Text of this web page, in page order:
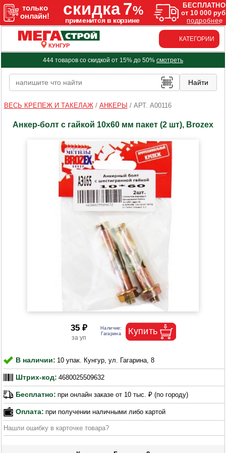
КУНГУР
КАТЕГОРИИ
444 товаров со скидкой от 15% до 50% смотреть
ВЕСЬ КРЕПЕЖ И ТАКЕЛАЖ/ АНКЕРЫ / АРТ. A00116
Анкер-болт с гайкой 10х60 мм пакет (2 шт), Brozex
35 ₽
В наличии: 10 упак. Кунгур, ул. Гагарина, 8
Штрих-код: 4680025509632
Бесплатно: при онлайн заказе от 10 тыс. ₽ (по городу)
Оплата: при получении наличными либо картой
Нашли ошибку в карточке товара?